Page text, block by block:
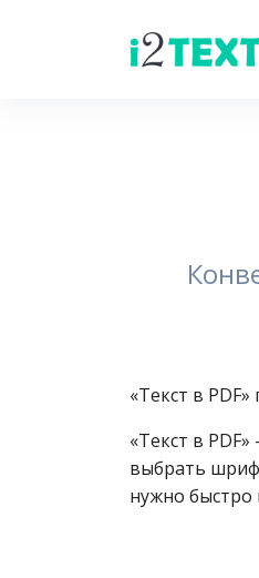
«Текст в
«Текст в
выбрать
нужно быстро